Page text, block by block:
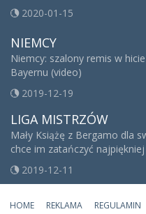
2020-01-15
NIEMCY
Niemcy: szalony remis w
Bayernu (video)
2019-12-19
LIGA MISTRZÓW
Mały Książę z Bergamo dla
chce im zatańczyć
2019-12-11
HOME REKLAMA REGULAMIN